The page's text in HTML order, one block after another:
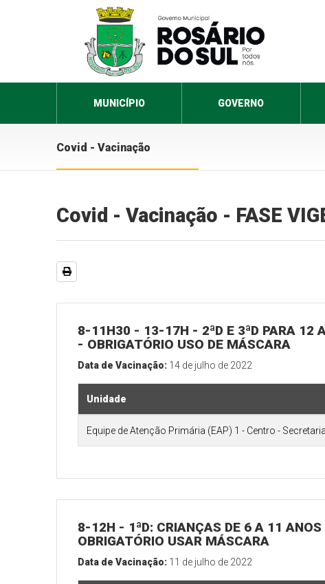
MUNICÍPIO GOVERNO
Covid - Vacinação
Covid - Vacinação - FASE
8-11H30 - 13-17H - 2ªD E 3ªD PARA 12
- OBRIGATÓRIO USO DE MÁSCARA
Data de Vacinação: 14 de julho de 2022
Unidade
Equipe de Atenção Primária (EAP) 1 - Centro -
8-12H - 1ªD: CRIANÇAS DE 6 A 11
OBRIGATÓRIO USAR MÁSCARA
Data de Vacinação: 11 de julho de 2022